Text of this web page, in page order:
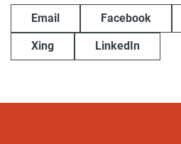
Email Facebook
Xing LinkedIn